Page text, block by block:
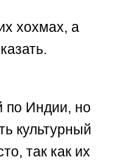
хохмах, а
по Индии, но
культурный
так как их